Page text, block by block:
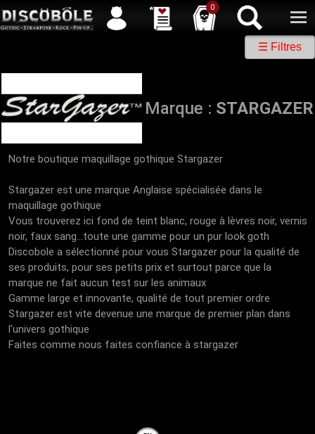
0
Service client 04 50 26 57 88 Newsletter | | Facebook
☰ Filtres
Marque : STARGAZER
Notre boutique maquillage gothique Stargazer
Stargazer est une marque Anglaise spécialisée dans le
maquillage gothique
Vous trouverez ici fond de teint blanc, rouge à lèvres noir, vernis
noir, faux sang...toute une gamme pour un pur look goth
Discobole a sélectionné pour vous Stargazer pour la qualité de
ses produits, pour ses petits prix et surtout parce que la
marque ne fait aucun test sur les animaux
Gamme large et innovante, qualité de tout premier ordre
Stargazer est vite devenue une marque de premier plan dans
l'univers gothique
Faites comme nous faites confiance à stargazer